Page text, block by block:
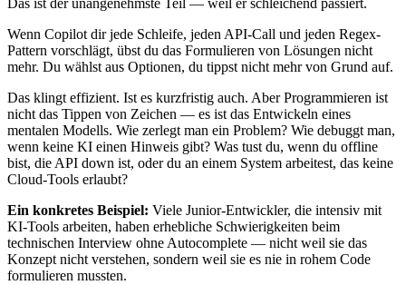
Das ist der unangenehmste Teil — weil er schleichend passiert.
Wenn Copilot dir jede Schleife, jeden API-Call und jeden Regex-
Pattern vorschlägt, übst du das Formulieren von Lösungen nicht
mehr. Du wählst aus Optionen, du tippst nicht mehr von Grund auf.
Das klingt effizient. Ist es kurzfristig auch. Aber Programmieren ist
nicht das Tippen von Zeichen — es ist das Entwickeln eines
mentalen Modells. Wie zerlegt man ein Problem? Wie debuggt man,
wenn keine KI einen Hinweis gibt? Was tust du, wenn du offline
bist, die API down ist, oder du an einem System arbeitest, das keine
Cloud-Tools erlaubt?
Ein konkretes Beispiel: Viele Junior-Entwickler, die intensiv mit
KI-Tools arbeiten, haben erhebliche Schwierigkeiten beim
technischen Interview ohne Autocomplete — nicht weil sie das
Konzept nicht verstehen, sondern weil sie es nie in rohem Code
formulieren mussten.